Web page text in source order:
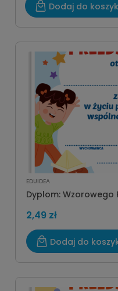
Dodaj do
EDUIDEA
Dyplom: Wzorowego
2,49 zł
Dodaj do